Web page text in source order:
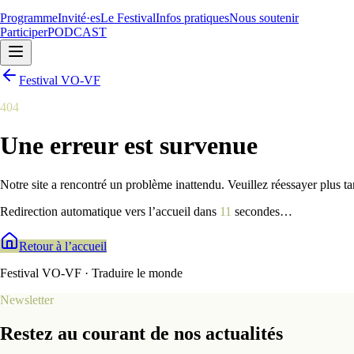
ProgrammeInvité·esLe FestivalInfos pratiquesNous soutenir
ParticiperPODCAST
Festival VO-VF
404
Une erreur est survenue
Notre site a rencontré un problème inattendu. Veuillez réessayer plus
Redirection automatique vers l’accueil dans 10 secondes…
Retour à l’accueil
Festival VO-VF · Traduire le monde
Newsletter
Restez au courant de nos actualités